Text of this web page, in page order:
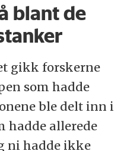
blant de
gikk forskerne
som hadde
ble delt inn i
hadde allerede
ni hadde ikke